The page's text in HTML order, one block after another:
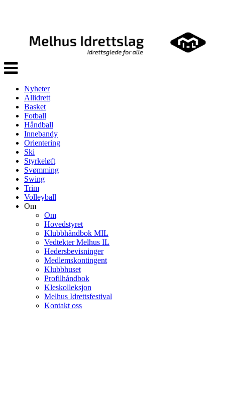
Veksle
navigasjon
Nyheter
Allidrett
Basket
Fotball
Håndball
Innebandy
Orientering
Ski
Styrkeløft
Svømming
Swing
Trim
Volleyball
Om
Om
Hovedstyret
Klubbhåndbok MIL
Vedtekter Melhus IL
Hedersbevisninger
Medlemskontingent
Klubbhuset
Profilhåndbok
Kleskolleksjon
Melhus Idrettsfestival
Kontakt oss